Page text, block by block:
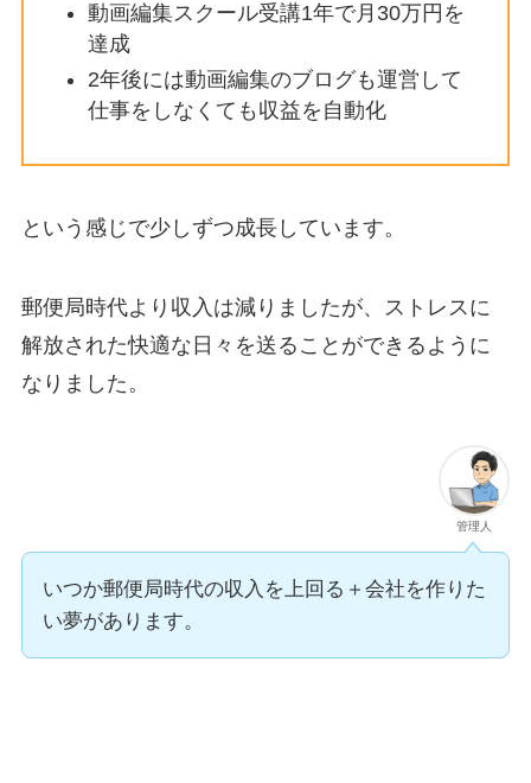
動画編集スクール受講1年で月30万円を
達成
2年後には動画編集のブログも運営して
仕事をしなくても収益を自動化
という感じで少しずつ成長しています。
郵便局時代より 収入は減りましたが、ストレスに
解放された快適な日々を送ることができるように
なりました。
管理人
いつか郵便局時代の収入を上回る＋会社を作りた
い夢があります。